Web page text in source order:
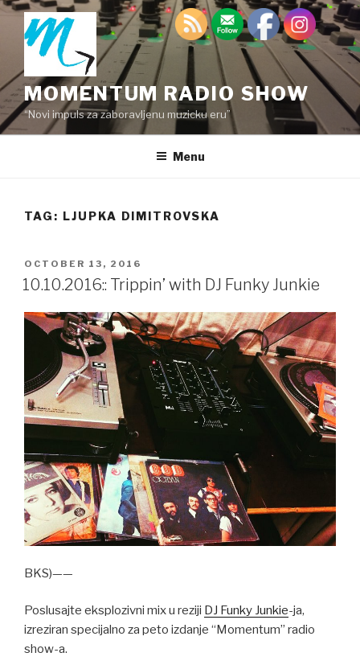
Skip
content
MOMENTUM RADIO SHOW
“Novi impuls za zaboravljenu muzicku eru”
Menu
TAG: LJUPKA DIMITROVSKA
POSTED
ON
OCTOBER 13, 2016
10.10.2016:: Trippin’ with DJ Funky Junkie
BKS)——
Poslusajte eksplozivni mix u reziji DJ Funky Junkie-ja,
izreziran specijalno za peto izdanje “Momentum” radio
show-a.